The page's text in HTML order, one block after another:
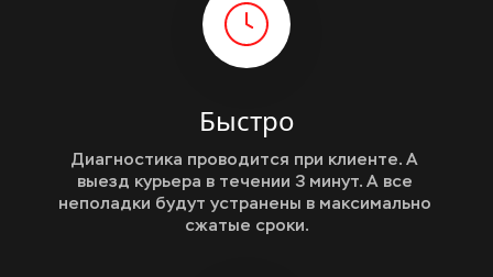
Быстро
Диагностика проводится при клиенте. А
выезд курьера в течении 3 минут. А все
неполадки будут устранены в максимально
сжатые сроки.